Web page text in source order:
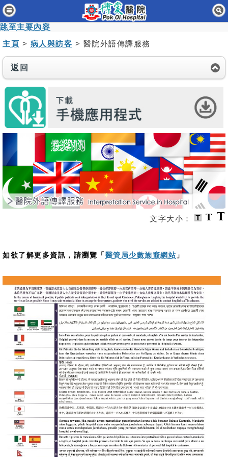
跳至主要內容
主頁
醫療服務
醫護專業人員
消息及活動
關於我們
免責聲明
無障礙聲明
主頁 > 病人與訪客 > 醫院外語傳譯服務
返回
文字大小：
如欲了解更多資訊，請瀏覽「醫管局少數族裔網站 」